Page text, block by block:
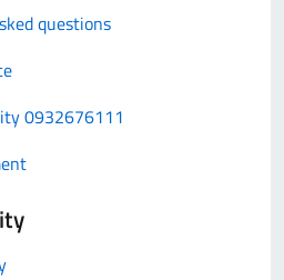
questions
0932676111